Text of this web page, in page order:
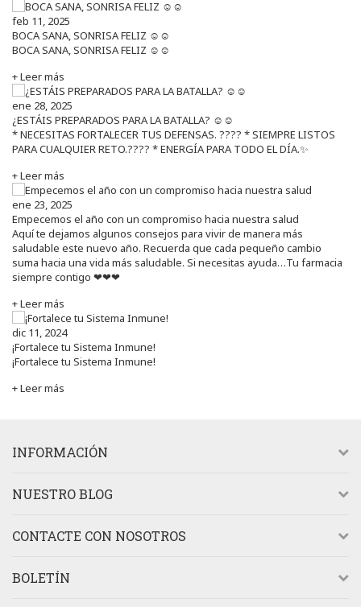
feb 11, 2025
BOCA SANA, SONRISA FELIZ ☺️☺️
BOCA SANA, SONRISA FELIZ ☺️☺️
+ Leer más
ene 28, 2025
¿ESTÁIS PREPARADOS PARA LA BATALLA? ☺️☺️
* NECESITAS FORTALECER TUS DEFENSAS. ????️ * SIEMPRE LISTOS
PARA CUALQUIER RETO.???? * ENERGÍA PARA TODO EL DÍA.✨
+ Leer más
ene 23, 2025
Empecemos el año con un compromiso hacia nuestra salud
Aquí te dejamos algunos consejos para vivir de manera más
saludable este nuevo año. Recuerda que cada pequeño cambio
suma hacia una vida más saludable. Si necesitas ayuda…Tu farmacia
siempre contigo ❤❤❤
+ Leer más
dic 11, 2024
¡Fortalece tu Sistema Inmune!
¡Fortalece tu Sistema Inmune!
+ Leer más
INFORMACIÓN
NUESTRO BLOG
CONTACTE CON NOSOTROS
BOLETÍN